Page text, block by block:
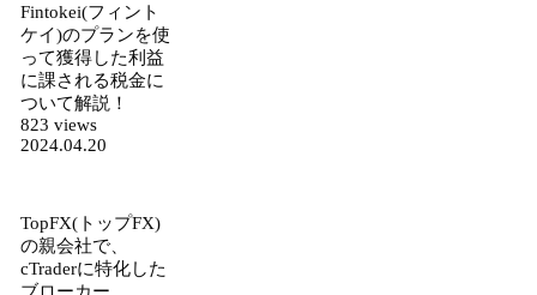
Fintokei(フィント
ケイ)のプランを使
って獲得した利益
に課される税金に
ついて解説！
823 views
2024.04.20
TopFX(トップFX)
の親会社で、
cTraderに特化した
ブローカー